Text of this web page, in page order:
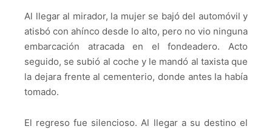
Al llegar al mirador, la mujer se bajó del automóvil y
atisbó con ahínco desde lo alto, pero no vio ninguna
embarcación atracada en el fondeadero. Acto
seguido, se subió al coche y le mandó al taxista que
la dejara frente al cementerio, donde antes la había
tomado.
El regreso fue silencioso. Al llegar a su destino el